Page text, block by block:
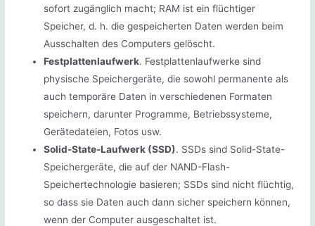
sofort zugänglich macht; RAM ist ein flüchtiger
Speicher, d. h. die gespeicherten Daten werden beim
Ausschalten des Computers gelöscht.
Festplattenlaufwerk. Festplattenlaufwerke sind
physische Speichergeräte, die sowohl permanente als
auch temporäre Daten in verschiedenen Formaten
speichern, darunter Programme, Betriebssysteme,
Gerätedateien, Fotos usw.
Solid-State-Laufwerk (SSD). SSDs sind Solid-State-
Speichergeräte, die auf der NAND-Flash-
Speichertechnologie basieren; SSDs sind nicht flüchtig,
so dass sie Daten auch dann sicher speichern können,
wenn der Computer ausgeschaltet ist.